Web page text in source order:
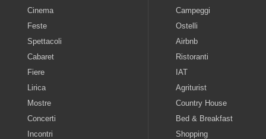
Cinema
Feste
Spettacoli
Cabaret
Fiere
Lirica
Mostre
Concerti
Incontri
Campeggi
Ostelli
Airbnb
Ristoranti
IAT
Agriturist
Country House
Bed & Breakfast
Shopping